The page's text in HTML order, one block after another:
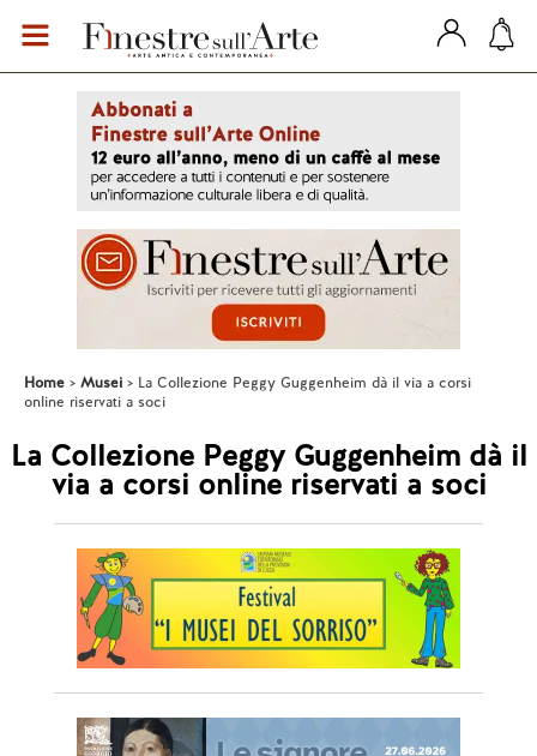
Home Musei
La Collezione Peggy Guggenheim dà il via a corsi
online riservati a soci
La Collezione Peggy Guggenheim dà il
via a corsi online riservati a soci